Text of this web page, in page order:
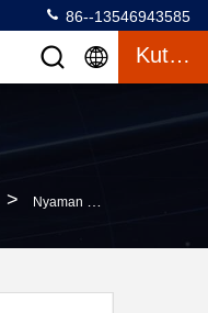
86--13546943585
Kutipan
> Nyaman 2 Seater Listrik Tamasya Mobil ADC 48V 5KW Acim